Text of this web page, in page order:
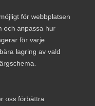
för webbplatsen
och anpassa hur
för varje
lagring av vald
oss förbättra
I utredningen har detta
synpunkter på